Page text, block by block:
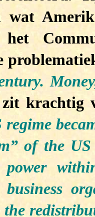
wat
zit
regime
of the
power
business